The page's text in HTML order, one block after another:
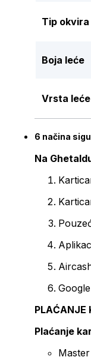
Tip okvira
Boja leće
Vrsta leće
6 načina
Na
PLAĆANJE
Plaćanje